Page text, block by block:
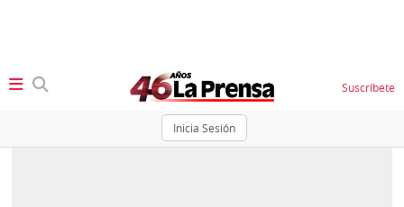
Inicia Sesión
Suscríbete